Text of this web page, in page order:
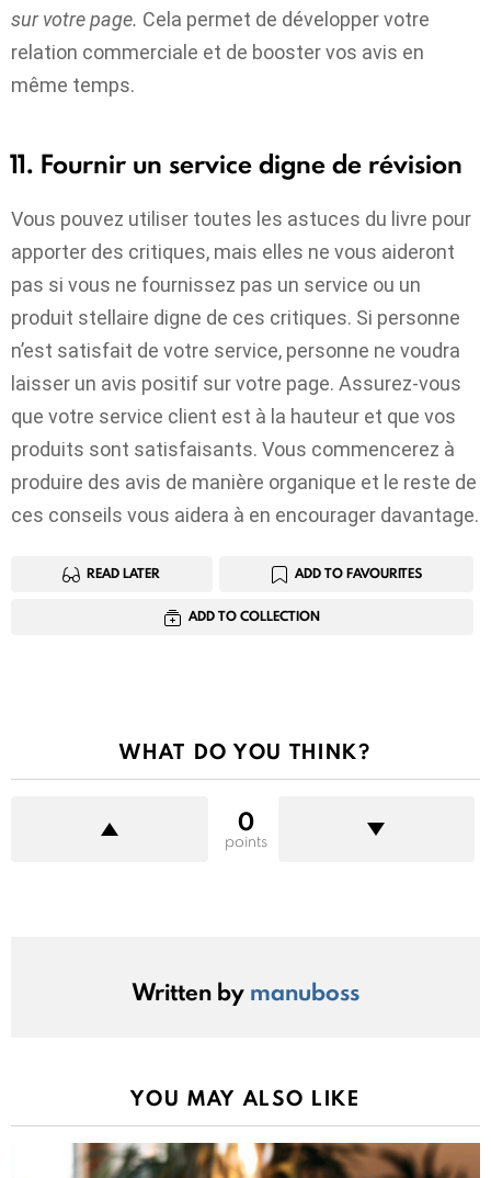
sur votre page. Cela permet de développer votre
relation commerciale et de booster vos avis en
même temps.
11. Fournir un service digne de révision
Vous pouvez utiliser toutes les astuces du livre pour
apporter des critiques, mais elles ne vous aideront
pas si vous ne fournissez pas un service ou un
produit stellaire digne de ces critiques. Si personne
n’est satisfait de votre service, personne ne voudra
laisser un avis positif sur votre page. Assurez-vous
que votre service client est à la hauteur et que vos
produits sont satisfaisants. Vous commencerez à
produire des avis de manière organique et le reste de
ces conseils vous aidera à en encourager davantage.
READ LATER ADD TO FAVOURITES
ADD TO COLLECTION
WHAT DO YOU THINK?
0
points
Written by manuboss
YOU MAY ALSO LIKE